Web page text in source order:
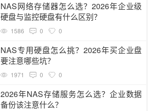
NAS网络存储器怎么选？2026年企业级
硬盘与监控硬盘有什么区别？
1586 0 0
NAS专用硬盘怎么挑？2026年买企业盘
要注意哪些坑？
1971 0 0
2026年NAS存储服务怎么选？企业数据
备份该注意什么？